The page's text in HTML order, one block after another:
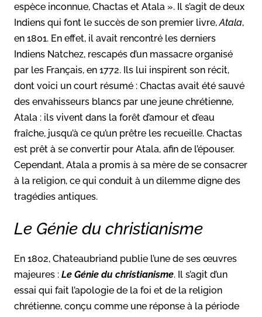
espèce inconnue, Chactas et Atala ». Il s’agit de deux
Indiens qui font le succès de son premier livre,Atala,
en 1801. En effet, il avait rencontré les derniers
Indiens Natchez, rescapés d’un massacre organisé
par les Français, en 1772. Ils lui inspirent son récit,
dont voici un court résumé : Chactas avait été sauvé
des envahisseurs blancs par une jeune chrétienne,
Atala : ils vivent dans la forêt d’amour et d’eau
fraîche, jusqu’à ce qu’un prêtre les recueille. Chactas
est prêt à se convertir pour Atala, afin de l’épouser.
Cependant, Atala a promis à sa mère de se consacrer
à la religion, ce qui conduit à un dilemme digne des
tragédies antiques.
Le Génie du christianisme
En 1802, Chateaubriand publie l’une de ses œuvres
majeures : Le Génie du christianisme. Il s’agit d’un
essai qui fait l’apologie de la foi et de la religion
chrétienne, conçu comme une réponse à la période